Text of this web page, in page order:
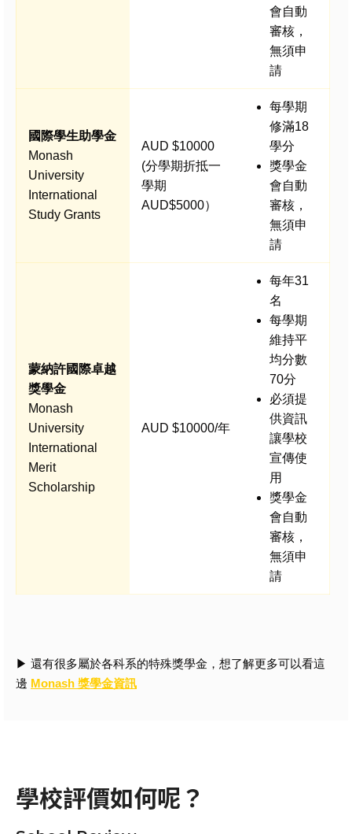
會自動
審核，
無須申
請
國際學生助學金
Monash
University
International
Study Grants
AUD $10000
(分學期折抵一
學期
AUD$5000）
每學期
修滿18
學分
獎學金
會自動
審核，
無須申
請
蒙納許國際卓越
獎學金
Monash
University
International
Merit
Scholarship
AUD $10000/年
每年31
名
每學期
維持平
均分數
70分
必須提
供資訊
讓學校
宣傳使
用
獎學金
會自動
審核，
無須申
請
▶ 還有很多屬於各科系的特殊獎學金，想了解更多可以看這
邊 Monash 獎學金資訊
學校評價如何呢？